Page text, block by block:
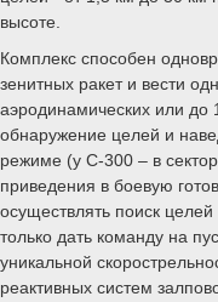
высоте.
Комплекс способен
зенитных ракет и вести
аэродинамических или до
обнаружение целей и
режиме (у С-300 – в
приведения в боевую
осуществлять поиск
только дать команду на
уникальной
реактивных систем